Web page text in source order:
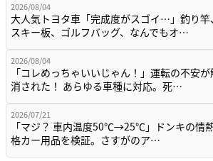
2026/08/04
大人気トヨタ車「完成度がスゴイ…」釣り竿、
スキー板、ゴルフバッグ、なんでもオ…
2026/08/04
「コレめっちゃいいじゃん！」運転の不安が
消された！ あらゆる車種に対応。死…
2026/07/21
「マジ？ 車内温度50℃→25℃」ドンキの情
格カー用品を検証。さすがのア…